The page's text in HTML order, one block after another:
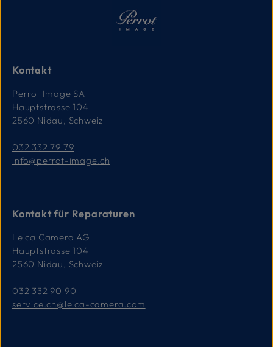
Kontakt
Perrot Image SA
Hauptstrasse 104
2560 Nidau, Schweiz
032 332 79 79
info@perrot-image.ch
Kontakt für Reparaturen
Leica Camera AG
Hauptstrasse 104
2560 Nidau, Schweiz
032 332 90 90
service.ch@leica-camera.com